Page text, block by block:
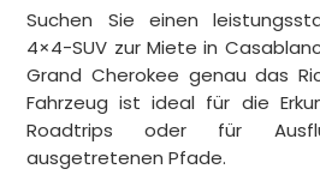
Suchen Sie einen
4×4-SUV zur Miete in
Grand Cherokee genau das
Fahrzeug ist ideal für die
Roadtrips oder für
ausgetretenen Pfade.